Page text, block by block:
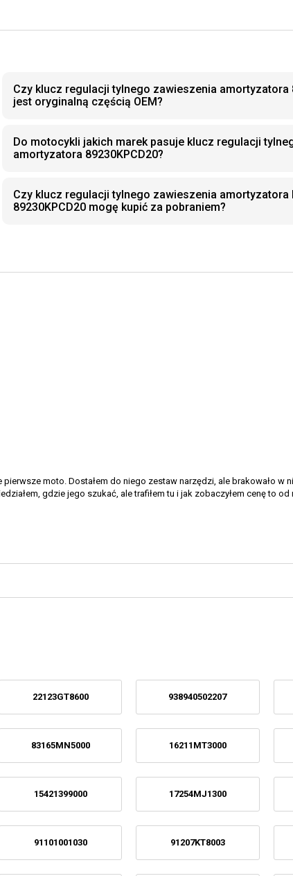
Czy klucz regulacji tylnego zawieszenia amortyzatora
jest oryginalną częścią OEM?
Do motocykli jakich marek pasuje klucz regulacji
amortyzatora 89230KPCD20?
Czy klucz regulacji tylnego zawieszenia amortyzatora
89230KPCD20 mogę kupić za pobraniem?
moto. Dostałem do niego zestaw narzędzi, ale brakowało w
gdzie jego szukać, ale trafiłem tu i jak zobaczyłem cenę to od
22123GT8600 938940502207
83165MN5000 16211MT3000
15421399000 17254MJ1300
91101001030 91207KT8003